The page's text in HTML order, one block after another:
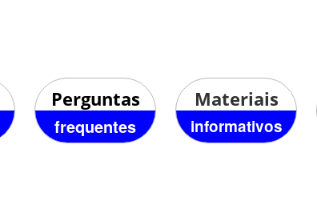
Perguntas
frequentes
Materiais
informativos